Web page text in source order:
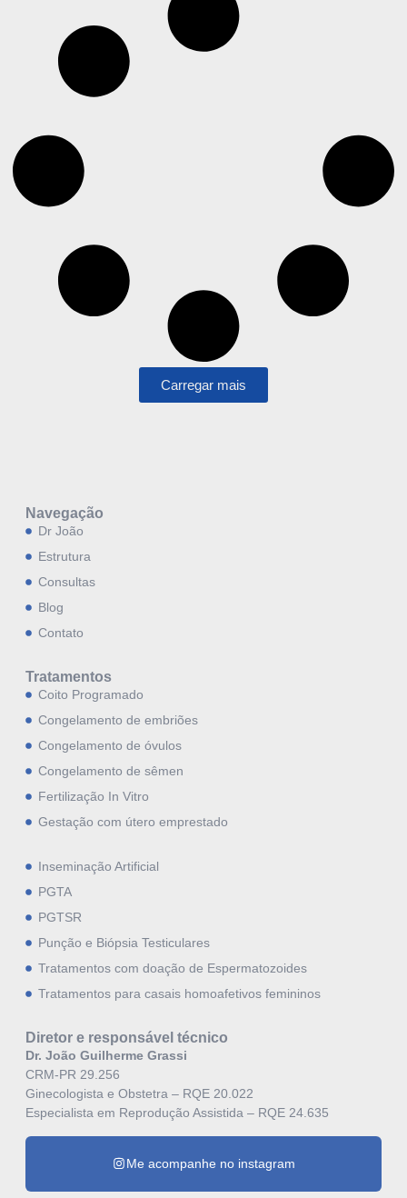
Carregar mais
Navegação
Dr João
Estrutura
Consultas
Blog
Contato
Tratamentos
Coito Programado
Congelamento de embriões
Congelamento de óvulos
Congelamento de sêmen
Fertilização In Vitro
Gestação com útero emprestado
Inseminação Artificial
PGTA
PGTSR
Punção e Biópsia Testiculares
Tratamentos com doação de Espermatozoides
Tratamentos para casais homoafetivos femininos
Diretor e responsável técnico
Dr. João Guilherme Grassi
CRM-PR 29.256
Ginecologista e Obstetra – RQE 20.022
Especialista em Reprodução Assistida – RQE 24.635
Me acompanhe no instagram